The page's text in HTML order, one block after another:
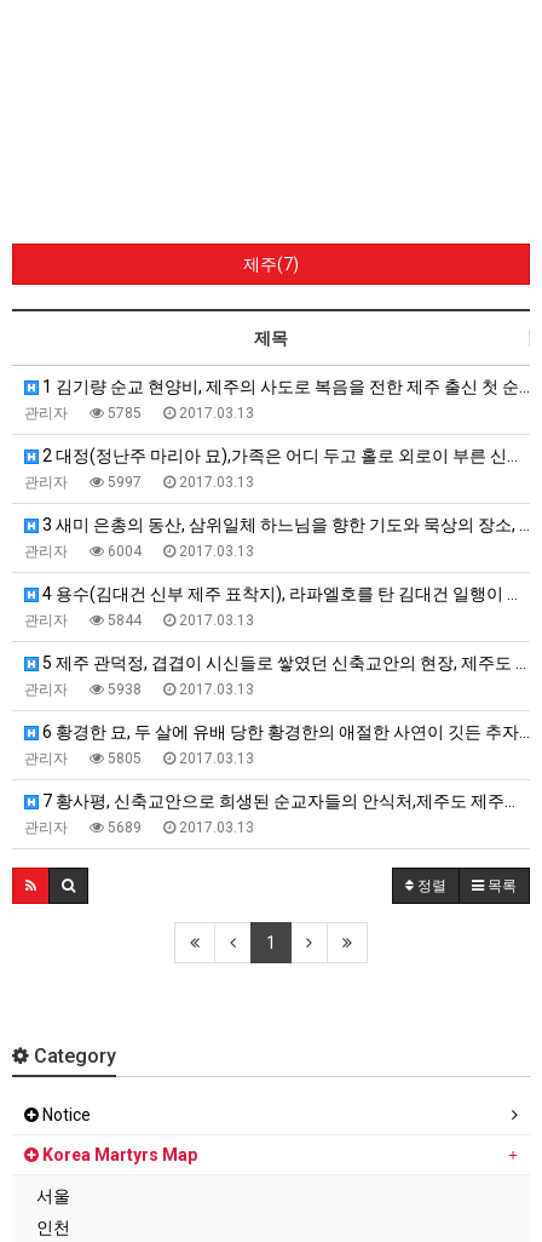
제주(7)
제목
1 김기량 순교 현양비, 제주의 사도로 복음을 전한 제주 출신 첫 순교자…
관리자 5785 2017.03.13
2 대정(정난주 마리아 묘),가족은 어디 두고 홀로 외로이 부른 신앙의 …
관리자 5997 2017.03.13
3 새미 은총의 동산, 삼위일체 하느님을 향한 기도와 묵상의 장소, 제주…
관리자 6004 2017.03.13
4 용수(김대건 신부 제주 표착지), 라파엘호를 탄 김대건 일행이 풍랑을…
관리자 5844 2017.03.13
5 제주 관덕정, 겹겹이 시신들로 쌓였던 신축교안의 현장, 제주도 제주시…
관리자 5938 2017.03.13
6 황경한 묘, 두 살에 유배 당한 황경한의 애절한 사연이 깃든 추자도,…
관리자 5805 2017.03.13
7 황사평, 신축교안으로 희생된 순교자들의 안식처,제주도 제주시 화북2동…
관리자 5689 2017.03.13
정렬 목록
1
Category
Notice
Korea Martyrs Map
서울
인천